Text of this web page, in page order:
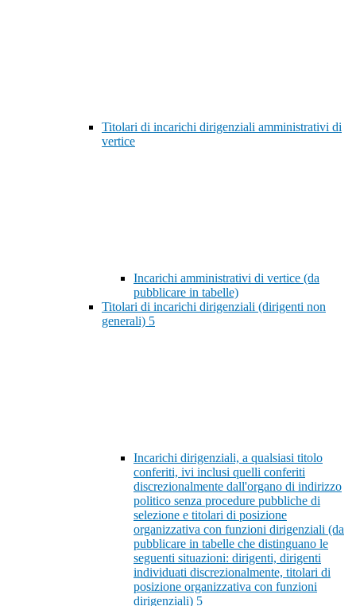
Titolari di incarichi dirigenziali amministrativi di
vertice
Incarichi amministrativi di vertice (da
pubblicare in tabelle)
Titolari di incarichi dirigenziali (dirigenti non
generali) 5
Incarichi dirigenziali, a qualsiasi titolo
conferiti, ivi inclusi quelli conferiti
discrezionalmente dall'organo di indirizzo
politico senza procedure pubbliche di
selezione e titolari di posizione
organizzativa con funzioni dirigenziali (da
pubblicare in tabelle che distinguano le
seguenti situazioni: dirigenti, dirigenti
individuati discrezionalmente, titolari di
posizione organizzativa con funzioni
dirigenziali) 5